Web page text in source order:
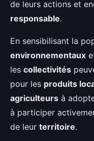
de leurs actions et
responsable.
En sensibilisant la
environnementaux
les collectivités
pour les produits
agriculteurs à
à participer
de leur territoire.